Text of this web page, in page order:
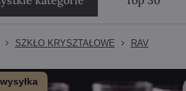
SZKŁO KRYSZTAŁOWE RAV